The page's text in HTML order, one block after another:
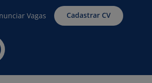
Vagas Cadastrar CV